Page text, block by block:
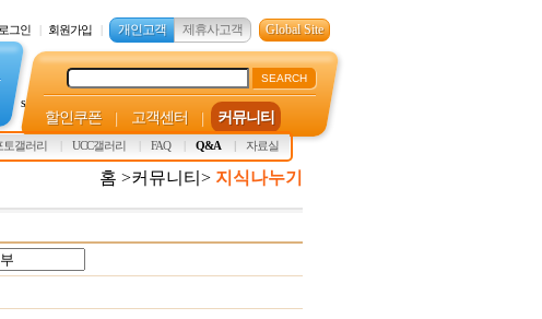
로그인 회원가입 개인고객 제휴사고객 Global Site
s
SEARCH
할인쿠폰 | 고객센터 | 커뮤니티
토갤러리 UCC갤러리 FAQ Q&A 자료실
홈 >커뮤니티> 지식나누기